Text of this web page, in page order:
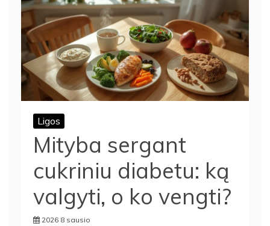
Ligos
Mityba sergant
cukriniu diabetu: ką
valgyti, o ko vengti?
2026 8 sausio